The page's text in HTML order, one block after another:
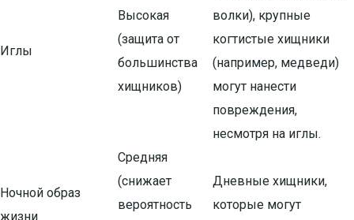
Иглы
Высокая
(защита от
большинства
хищников)
волки), крупные
когтистые хищники
(например, медведи)
могут нанести
повреждения,
несмотря на иглы.
Ночной образ
жизни
Средняя
(снижает
вероятность
Дневные хищники,
которые могут